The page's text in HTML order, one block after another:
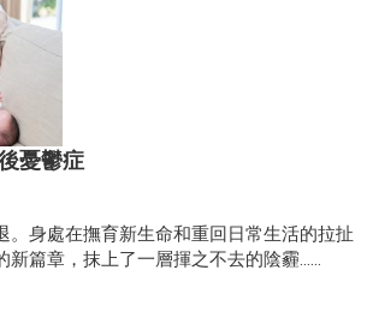
憂鬱症
身處在撫育新生命和重回日常生活的拉扯
新篇章，抹上了一層揮之不去的陰霾……